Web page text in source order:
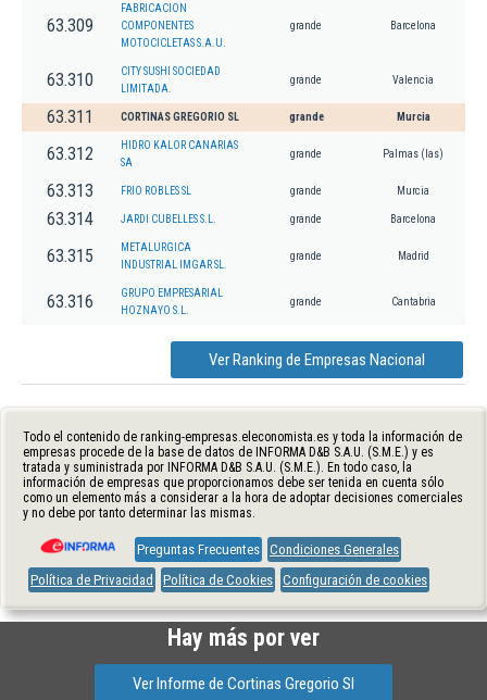
63.309
FABRICACION
COMPONENTES
MOTOCICLETAS S.A.U.
grande Barcelona
63.310
CITY SUSHI SOCIEDAD
LIMITADA.
grande Valencia
63.311 CORTINAS GREGORIO SL grande Murcia
63.312
HIDRO KALOR CANARIAS
SA
grande Palmas (las)
63.313 FRIO ROBLES SL grande Murcia
63.314 JARDI CUBELLES S.L. grande Barcelona
63.315
METALURGICA
INDUSTRIAL IMGAR SL.
grande Madrid
63.316
GRUPO EMPRESARIAL
HOZNAYO S.L.
grande Cantabria
Ver Ranking de Empresas Nacional
Todo el contenido de ranking-empresas.eleconomista.es y toda la información de
empresas procede de la base de datos de INFORMA D&B S.A.U. (S.M.E.) y es
tratada y suministrada por INFORMA D&B S.A.U. (S.M.E.). En todo caso, la
información de empresas que proporcionamos debe ser tenida en cuenta sólo
como un elemento más a considerar a la hora de adoptar decisiones comerciales
y no debe por tanto determinar las mismas.
Preguntas Frecuentes Condiciones Generales
Política de Privacidad
Política de Cookies Configuración de cookies
Hay más por ver
Ver Informe de Cortinas Gregorio Sl